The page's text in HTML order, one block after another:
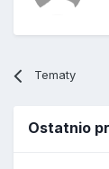
Tematy
Ostatnio